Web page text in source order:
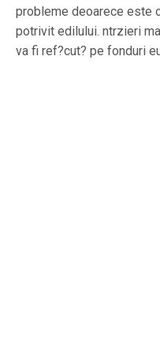
probleme deoarece este
potrivit edilului. ntrzieri
va fi ref?cut? pe fonduri